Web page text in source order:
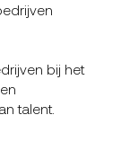
bij het
talent.